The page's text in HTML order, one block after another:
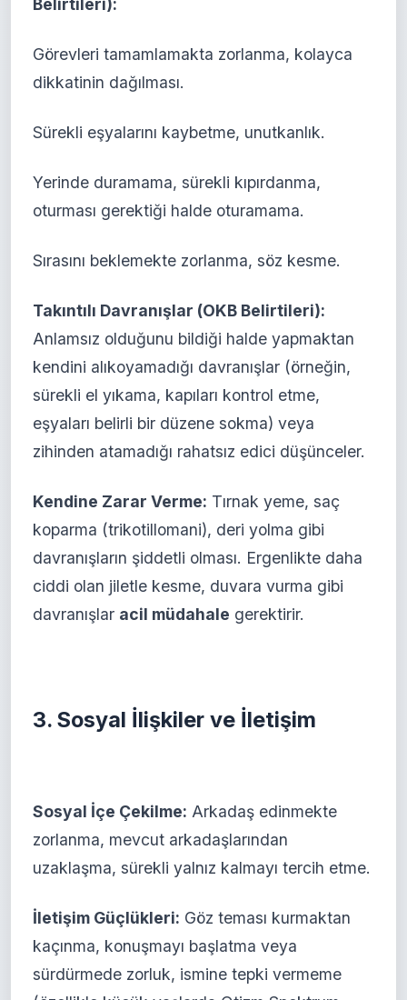
Belirtileri):
Görevleri tamamlamakta zorlanma, kolayca
dikkatinin dağılması.
Sürekli eşyalarını kaybetme, unutkanlık.
Yerinde duramama, sürekli kıpırdanma,
oturması gerektiği halde oturamama.
Sırasını beklemekte zorlanma, söz kesme.
Takıntılı Davranışlar (OKB Belirtileri):
Anlamsız olduğunu bildiği halde yapmaktan
kendini alıkoyamadığı davranışlar (örneğin,
sürekli el yıkama, kapıları kontrol etme,
eşyaları belirli bir düzene sokma) veya
zihinden atamadığı rahatsız edici düşünceler.
Kendine Zarar Verme: Tırnak yeme, saç
koparma (trikotillomani), deri yolma gibi
davranışların şiddetli olması. Ergenlikte daha
ciddi olan jiletle kesme, duvara vurma gibi
davranışlar acil müdahale gerektirir.
3. Sosyal İlişkiler ve İletişim
Sosyal İçe Çekilme: Arkadaş edinmekte
zorlanma, mevcut arkadaşlarından
uzaklaşma, sürekli yalnız kalmayı tercih etme.
İletişim Güçlükleri: Göz teması kurmaktan
kaçınma, konuşmayı başlatma veya
sürdürmede zorluk, ismine tepki vermeme